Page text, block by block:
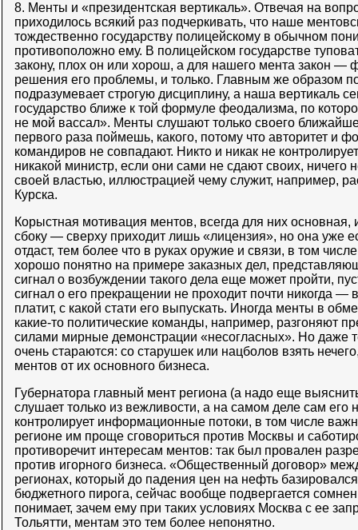
8. Менты и «президентская вертикаль». Отвечая на
приходилось всякий раз подчеркивать, что наше
тождественно государству полицейскому в обычном
противоположно ему. В полицейском государстве
закону, плох он или хорош, а для нашего мента закон —
решения его проблемы, и только. Главным же образом
подразумевает строгую дисциплину, а наша вертикаль
государство ближе к той формуле феодализма, по
не мой вассал». Менты слушают только своего
первого раза поймешь, какого, потому что авторитет и
командиров не совпадают. Никто и никак не
никакой министр, если они сами не сдают своих, ничего
своей властью, иллюстрацией чему служит, например,
Курска.
Корыстная мотивация ментов, всегда для них основная,
сбоку — сверху приходит лишь «лицензия», но она уже
отдаст, тем более что в руках оружие и связи, в том
хорошо понятно на примере заказных дел,
сигнал о возбуждении такого дела еще может пройти,
сигнал о его прекращении не проходит почти никогда —
платит, с какой стати его выпускать. Иногда менты в
какие-то политические команды, например, разгоняют
силами мирные демонстрации «несогласных». Но даже
очень стараются: со старушек или нацболов взять
ментов от их основного бизнеса.
Губернатора главный мент региона (а надо еще
слушает только из вежливости, а на самом деле сам его
контролирует информационные потоки, в том числе
регионе им проще сговориться против Москвы и
противоречит интересам ментов: так был провален
против игорного бизнеса. «Общественный договор»
регионах, который до падения цен на нефть
бюджетного пирога, сейчас вообще подвергается
понимает, зачем ему при таких условиях Москва с ее
Тольятти, ментам это тем более непонятно.